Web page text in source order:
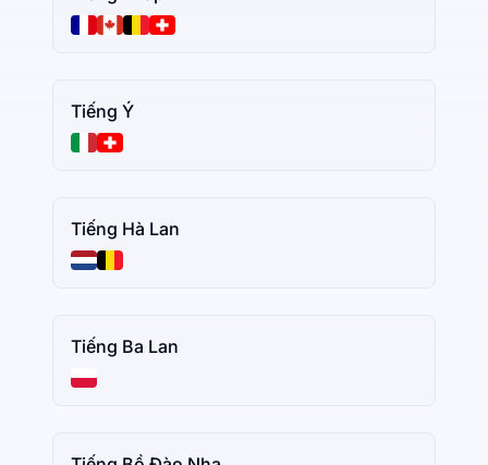
Tiếng Ý
Tiếng Hà Lan
Tiếng Ba Lan